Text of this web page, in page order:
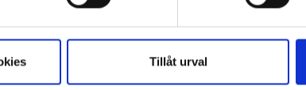
Tillåt urval